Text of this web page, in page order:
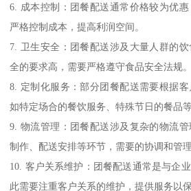
6. 成本控制：团餐配送通常价格较为优惠
严格控制成本，提高利润空间。
7. 卫生安全：团餐配送涉及大量人群的
全的要求高，需要严格遵守食品安全法规。
8. 定制化服务：部分团餐配送需要根据客
如特定场合的餐饮服务、特殊节日的餐品等
9. 物流管理：团餐配送涉及复杂的物流
制作、配送安排等环节，需要的协调和管理
10. 客户关系维护：团餐配送通常是与企
此需要注重客户关系的维护，提供服务以